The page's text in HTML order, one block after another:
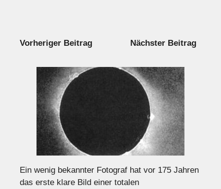
Vorheriger Beitrag Nächster Beitrag
Ein wenig bekannter Fotograf hat vor 175 Jahren
das erste klare Bild einer totalen